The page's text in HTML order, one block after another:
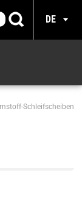
DE
Schleifscheiben